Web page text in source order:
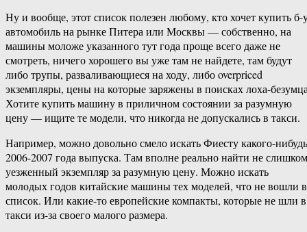
Ну и вообще, этот список полезен любому, кто хочет купить б-
автомобиль на рынке Питера или Москвы — собственно, на
машины моложе указанного тут года проще всего даже не
смотреть, ничего хорошего вы уже там не найдете, там будут
либо трупы, разваливающиеся на ходу, либо overpriced
экземпляры, цены на которые заряжены в поисках лоха-
Хотите купить машину в приличном состоянии за разумную
цену — ищите те модели, что никогда не допускались в такси.
Например, можно довольно смело искать Фиесту какого-нибудь
2006-2007 года выпуска. Там вполне реально найти не слишком
уезженный экземпляр за разумную цену. Можно искать
молодых годов китайские машины тех моделей, что не вошли в
список. Или какие-то европейские компакты, которые не шли в
такси из-за своего малого размера.